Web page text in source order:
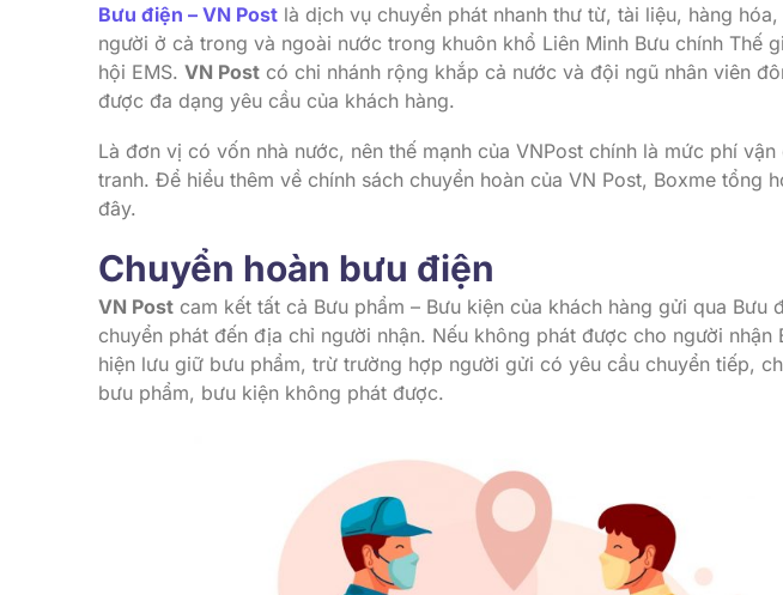
Bưu điện – VN Post là dịch vụ chuyển phát nhanh thư từ, tài liệu, hàng
người ở cả trong và ngoài nước trong khuôn khổ Liên Minh Bưu chính Thế
hội EMS. VN Post có chi nhánh rộng khắp cả nước và đội ngũ nhân viên
được đa dạng yêu cầu của khách hàng.
Là đơn vị có vốn nhà nước, nên thế mạnh của VNPost chính là mức phí vận
tranh. Để hiểu thêm về chính sách chuyển hoàn của VN Post, Boxme tổng
đây.
Chuyển hoàn bưu điện
VN Post cam kết tất cả Bưu phẩm – Bưu kiện của khách hàng gửi qua Bưu
chuyển phát đến địa chỉ người nhận. Nếu không phát được cho người nhận
hiện lưu giữ bưu phẩm, trừ trường hợp người gửi có yêu cầu chuyển tiếp,
bưu phẩm, bưu kiện không phát được.